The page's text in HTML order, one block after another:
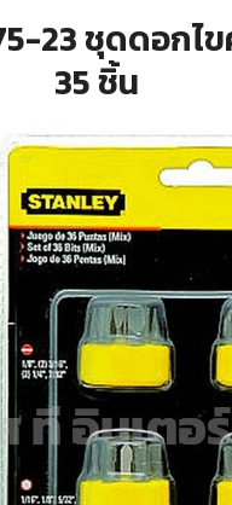
23 ชุดดอกไ
35 ชิ้น